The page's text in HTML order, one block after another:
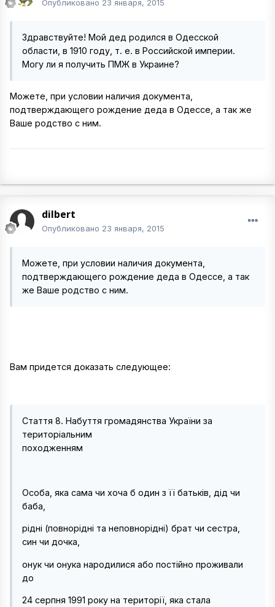
Опубликовано 23 января, 2015
Здравствуйте! Мой дед родился в Одесской
области, в 1910 году, т. е. в Российской империи.
Могу ли я получить ПМЖ в Украине?
Можете, при условии наличия документа,
подтверждающего рождение деда в Одессе, а так же
Ваше родство с ним.
dilbert
Опубликовано 23 января, 2015
Можете, при условии наличия документа,
подтверждающего рождение деда в Одессе, а так
же Ваше родство с ним.
Вам придется доказать следующее:
Стаття 8. Набуття громадянства України за
територіальним
походженням
Особа, яка сама чи хоча б один з її батьків, дід чи
баба,
рідні (повнорідні та неповнорідні) брат чи сестра,
син чи дочка,
онук чи онука народилися або постійно проживали
до
24 серпня 1991 року на території, яка стала